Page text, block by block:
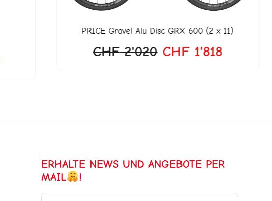
PRICEGravel Alu Disc GRX 600 (2 x 11)
CHF2'020 CHF1'818
ERHALTE NEWS UND ANGEBOTE PER
MAIL
!